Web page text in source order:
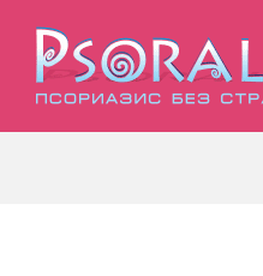
content